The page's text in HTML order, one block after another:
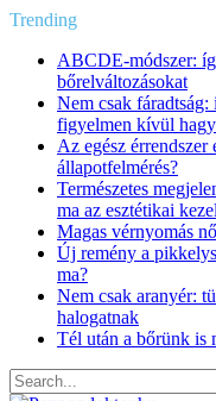
Trending
ABCDE‑módszer:
bőrelváltozásokat
Nem csak fáradtság:
figyelmen kívül
Az egész
állapotfelmérés?
Természetes
ma az esztétikai
Magas vérnyomás
Új remény a
ma?
Nem csak aranyér:
halogatnak
Tél után a bőrünk is